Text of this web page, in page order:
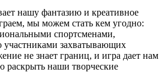
нашу фантазию и креативное
мы можем стать кем угодно:
спортсменами,
захватывающих
не знает границ, и игра дает нам
раскрыть наши творческие